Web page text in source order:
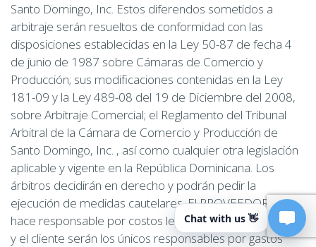
Santo Domingo, Inc. Estos diferendos sometidos a
arbitraje serán resueltos de conformidad con las
disposiciones establecidas en la Ley 50-87 de fecha 4
de junio de 1987 sobre Cámaras de Comercio y
Producción; sus modificaciones contenidas en la Ley
181-09 y la Ley 489-08 del 19 de Diciembre del 2008,
sobre Arbitraje Comercial; el Reglamento del Tribunal
Arbitral de la Cámara de Comercio y Producción de
Santo Domingo, Inc. , así como cualquier otra legislación
aplicable y vigente en la República Dominicana. Los
árbitros decidirán en derecho y podrán pedir la
ejecución de medidas cautelares. El PROVEEDOR no se
hace responsable por costos legales, por lo que el titular
y el cliente serán los únicos responsables por gastos
Chat with us 👋